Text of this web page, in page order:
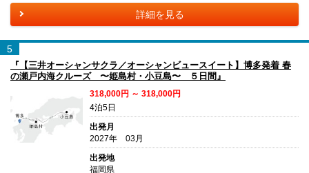
詳細を見る
5
『【三井オーシャンサクラ／オーシャンビュースイート】博多発着 春
の瀬戸内海クルーズ 〜姫島村・小豆島〜 ５日間』
318,000円 ～ 318,000円
4泊5日
出発月
2027年 03月
出発地
福岡県